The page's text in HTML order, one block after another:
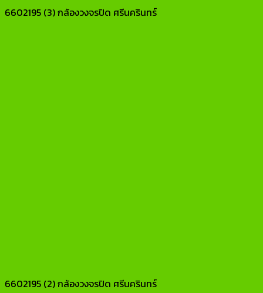
6602195 (3) กล้องวงจรปิด ศรีนครินทร์
6602195 (2) กล้องวงจรปิด ศรีนครินทร์